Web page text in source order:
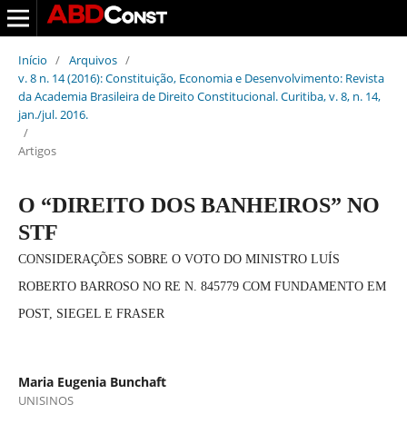
Início / Arquivos /
v. 8 n. 14 (2016): Constituição, Economia e Desenvolvimento: Revista
da Academia Brasileira de Direito Constitucional. Curitiba, v. 8, n. 14,
jan./jul. 2016.
/
Artigos
O “DIREITO DOS BANHEIROS” NO
STF
CONSIDERAÇÕES SOBRE O VOTO DO MINISTRO LUÍS
ROBERTO BARROSO NO RE N. 845779 COM FUNDAMENTO EM
POST, SIEGEL E FRASER
Maria Eugenia Bunchaft
UNISINOS